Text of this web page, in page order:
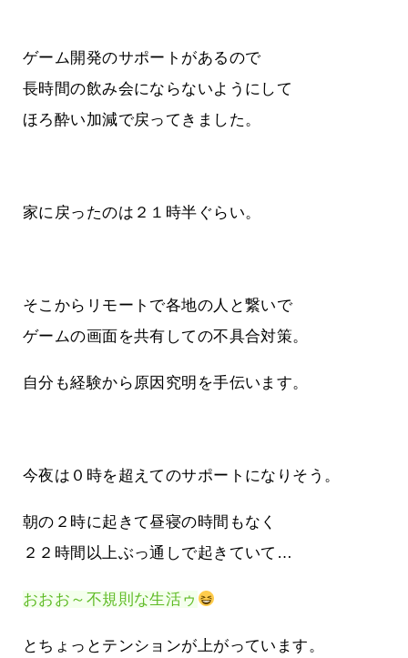
ゲーム開発のサポートがあるので
長時間の飲み会にならないようにして
ほろ酔い加減で戻ってきました。
家に戻ったのは２１時半ぐらい。
そこからリモートで各地の人と繋いで
ゲームの画面を共有しての不具合対策。
自分も経験から原因究明を手伝います。
今夜は０時を超えてのサポートになりそう。
朝の２時に起きて昼寝の時間もなく
２２時間以上ぶっ通しで起きていて…
おおお～不規則な生活ゥ
とちょっとテンションが上がっています。